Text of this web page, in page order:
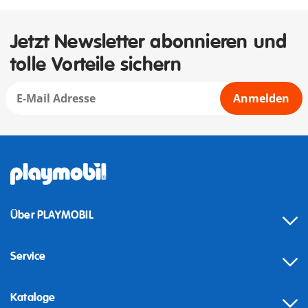
Jetzt Newsletter abonnieren und
tolle Vorteile sichern
Anmelden
Über PLAYMOBIL
Service
Kataloge